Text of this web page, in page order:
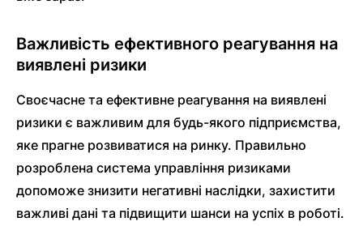
Важливість ефективного реагування на
виявлені ризики
Своєчасне та ефективне реагування на виявлені
ризики є важливим для будь-якого підприємства,
яке прагне розвиватися на ринку. Правильно
розроблена система управління ризиками
допоможе знизити негативні наслідки, захистити
важливі дані та підвищити шанси на успіх в роботі.